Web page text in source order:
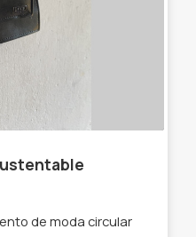
de moda circular